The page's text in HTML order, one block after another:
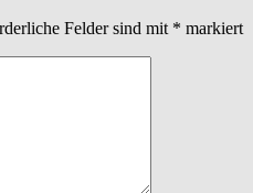
Felder sind mit * markiert